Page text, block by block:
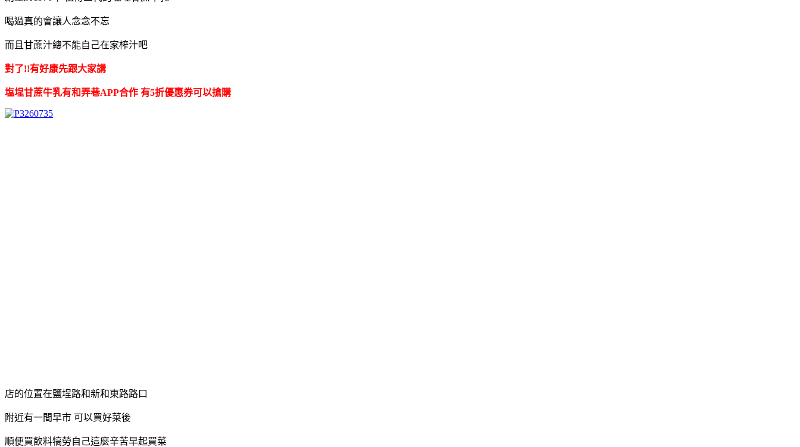
喝過真的會讓人念念不忘
而且甘蔗汁總不能自己在家榨汁吧
對了!!有好康先跟大家講
塩埕甘蔗牛乳有和弄巷APP合作 有5折優惠券可以搶購
店的位置在鹽埕路和新和東路路口
附近有一間早市 可以買好菜後
順便買飲料犒勞自己這麼辛苦早起買菜